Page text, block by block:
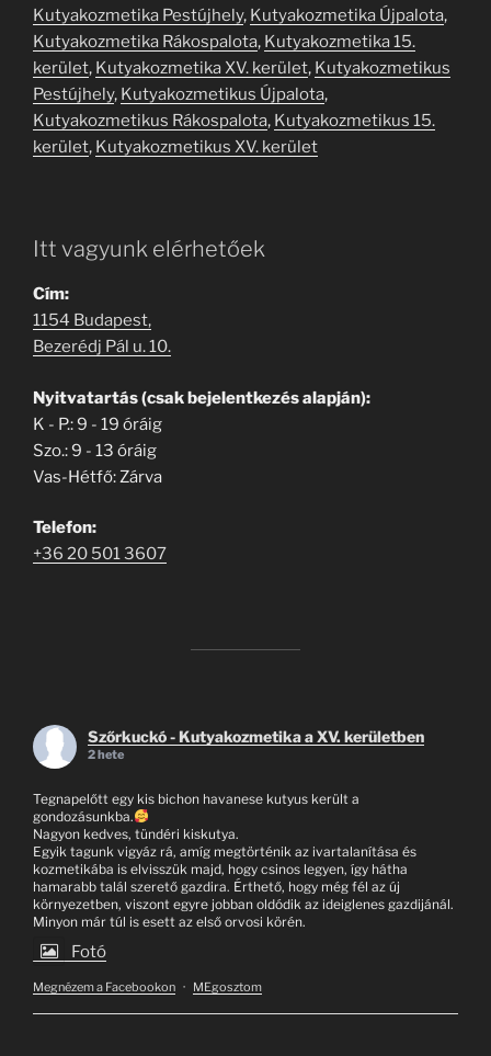
Kutyakozmetika Pestújhely, Kutyakozmetika Újpalota,
Kutyakozmetika Rákospalota, Kutyakozmetika 15.
kerület, Kutyakozmetika XV. kerület, Kutyakozmetikus
Pestújhely, Kutyakozmetikus Újpalota,
Kutyakozmetikus Rákospalota, Kutyakozmetikus 15.
kerület, Kutyakozmetikus XV. kerület
Itt vagyunk elérhetőek
Cím:
1154 Budapest,
Bezerédj Pál u. 10.
Nyitvatartás (csak bejelentkezés alapján):
K - P.: 9 - 19 óráig
Szo.: 9 - 13 óráig
Vas-Hétfő: Zárva
Telefon:
+36 20 501 3607
Szőrkuckó - Kutyakozmetika a XV. kerületben
2 hete
Tegnapelőtt egy kis bichon havanese kutyus került a
gondozásunkba.
Nagyon kedves, tündéri kiskutya.
Egyik tagunk vigyáz rá, amíg megtörténik az ivartalanítása és
kozmetikába is elvisszük majd, hogy csinos legyen, így hátha
hamarabb talál szerető gazdira. Érthető, hogy még fél az új
környezetben, viszont egyre jobban oldódik az ideiglenes gazdijánál.
Minyon már túl is esett az első orvosi körén.
Fotó
Megnézem a Facebookon · MEgosztom